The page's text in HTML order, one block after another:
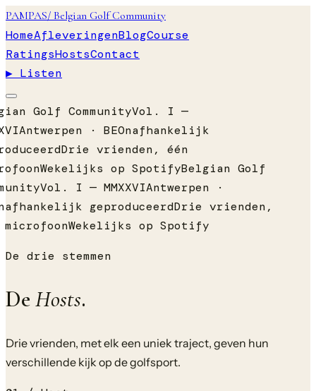
PAMPAS/ Belgian Golf Community
HomeAfleveringenBlogCourse
RatingsHostsContact
▶ Listen
Golf CommunityVol. I —
Antwerpen · BEOnafhankelijk
Drie vrienden, één
Wekelijks op SpotifyBelgian Golf
Vol. I — MMXXVIAntwerpen ·
geproduceerdDrie vrienden,
Wekelijks op Spotify
De drie stemmen
De Hosts.
Drie vrienden, met elk een uniek traject, geven hun
verschillende kijk op de golfsport.